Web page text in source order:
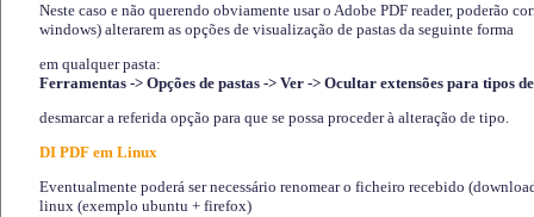
Neste caso e não querendo obviamente usar o Adobe PDF reader, poderão
windows) alterarem as opções de visualização de pastas da seguinte forma
em qualquer pasta:
Ferramentas -> Opções de pastas -> Ver -> Ocultar extensões para tipos
desmarcar a referida opção para que se possa proceder à alteração de tipo.
DI PDF em Linux
Eventualmente poderá ser necessário renomear o ficheiro recebido
linux (exemplo ubuntu + firefox)